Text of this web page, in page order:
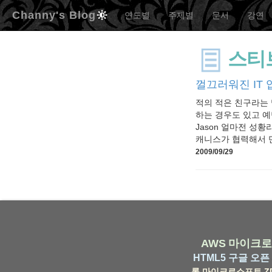
Channy's Blog 연도별 주제별 문서 강연
스티
껄끄러워진 IT
적의 적은 친구라는
하는 경우도 있고
Jason 얼마전 성황
캐니스가 협력해서
2009/09/29
AWS 마이크
HTML5 구글 오픈